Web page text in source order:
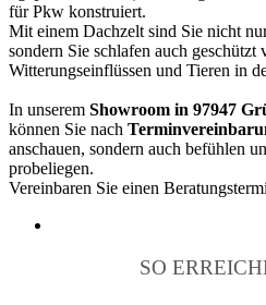
für Pkw konstruiert.
Mit einem Dachzelt sind Sie nicht
sondern Sie schlafen auch geschützt
Witterungseinflüssen und Tieren in
In unserem Showroom in 97947
können Sie nach
anschauen, sondern auch befühlen
probeliegen.
Vereinbaren Sie einen
SO